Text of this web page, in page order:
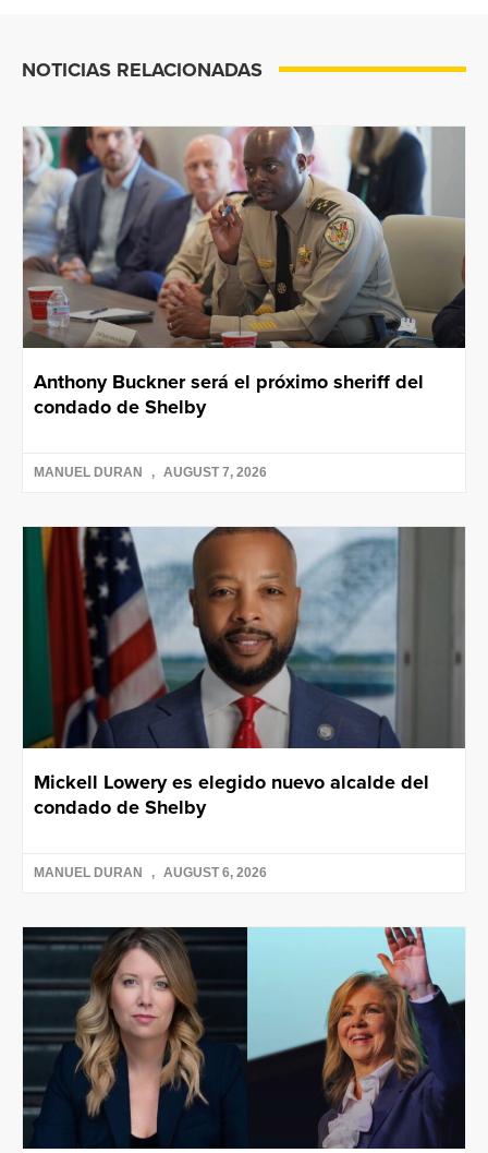
NOTICIAS RELACIONADAS
Anthony Buckner será el próximo sheriff del
condado de Shelby
MANUEL DURAN AUGUST 7, 2026
Mickell Lowery es elegido nuevo alcalde del
condado de Shelby
MANUEL DURAN AUGUST 6, 2026